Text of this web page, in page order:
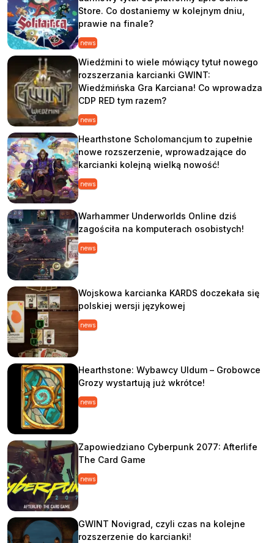
Store. Co dostaniemy w kolejnym dniu,
prawie na finale?
news
Wiedźmini to wiele mówiący tytuł nowego
rozszerzania karcianki GWINT:
Wiedźmińska Gra Karciana! Co wprowadza
CDP RED tym razem?
news
Hearthstone Scholomancjum to zupełnie
nowe rozszerzenie, wprowadzające do
karcianki kolejną wielką nowość!
news
Warhammer Underworlds Online dziś
zagościła na komputerach osobistych!
news
Wojskowa karcianka KARDS doczekała się
polskiej wersji językowej
news
Hearthstone: Wybawcy Uldum – Grobowce
Grozy wystartują już wkrótce!
news
Zapowiedziano Cyberpunk 2077: Afterlife
The Card Game
news
GWINT Novigrad, czyli czas na kolejne
rozszerzenie do karcianki!